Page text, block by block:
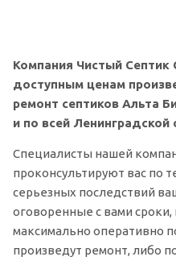
Компания Чистый Септик
доступным ценам
ремонт септиков Альта
и по всей Ленинградской
Специалисты нашей
проконсультируют вас по
серьезных последствий
оговоренные с вами
максимально оперативно
произведут ремонт, либо